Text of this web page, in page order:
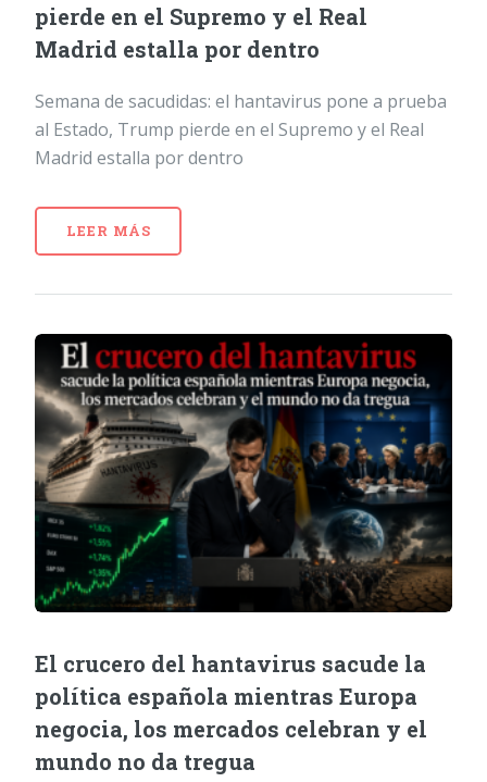
pierde en el Supremo y el Real
Madrid estalla por dentro
Semana de sacudidas: el hantavirus pone a prueba
al Estado, Trump pierde en el Supremo y el Real
Madrid estalla por dentro
LEER MÁS
El crucero del hantavirus sacude la
política española mientras Europa
negocia, los mercados celebran y el
mundo no da tregua